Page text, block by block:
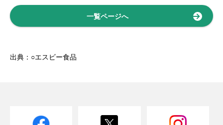
一覧ページへ
出典：○エスビー食品